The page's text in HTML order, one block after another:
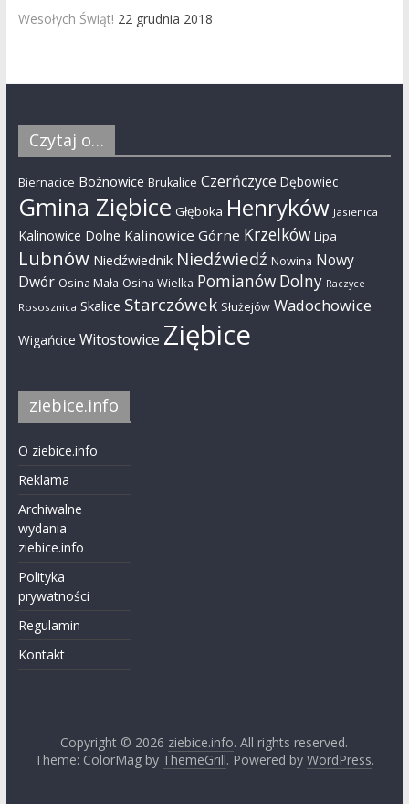
Wesołych Świąt! 22 grudnia 2018
Czytaj o…
Biernacice Bożnowice Brukalice Czerńczyce Dębowiec
Gmina Ziębice Głęboka Henryków Jasienica
Kalinowice Dolne Kalinowice Górne Krzelków Lipa
Lubnów Niedźwiednik Niedźwiedź Nowina Nowy
Dwór Osina Mała Osina Wielka Pomianów Dolny Raczyce
Rososznica Skalice Starczówek Służejów Wadochowice
Wigańcice Witostowice Ziębice
ziebice.info
O ziebice.info
Reklama
Archiwalne
wydania
ziebice.info
Polityka
prywatności
Regulamin
Kontakt
Copyright © 2026 ziebice.info. All rights reserved.
Theme: ColorMag by ThemeGrill. Powered by WordPress.